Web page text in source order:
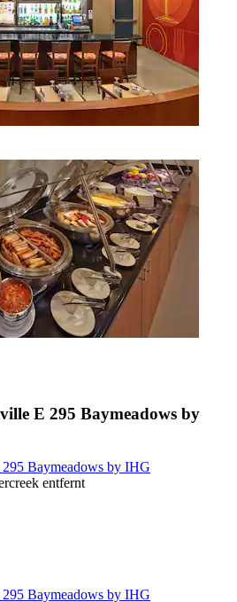
E 295 Baymeadows by
Baymeadows by IHG
entfernt
Baymeadows by IHG